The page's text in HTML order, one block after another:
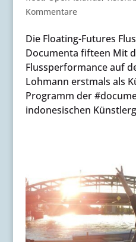
Kommentare
Die Floating-Futures
Documenta fifteen Mit
Flussperformance auf
Lohmann erstmals als
Programm der
indonesischen